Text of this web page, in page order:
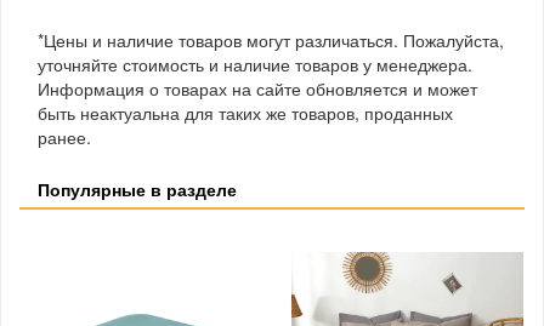
*Цены и наличие товаров могут различаться. Пожалуйста,
уточняйте стоимость и наличие товаров у менеджера.
Информация о товарах на сайте обновляется и может
быть неактуальна для таких же товаров, проданных
ранее.
Популярные в разделе